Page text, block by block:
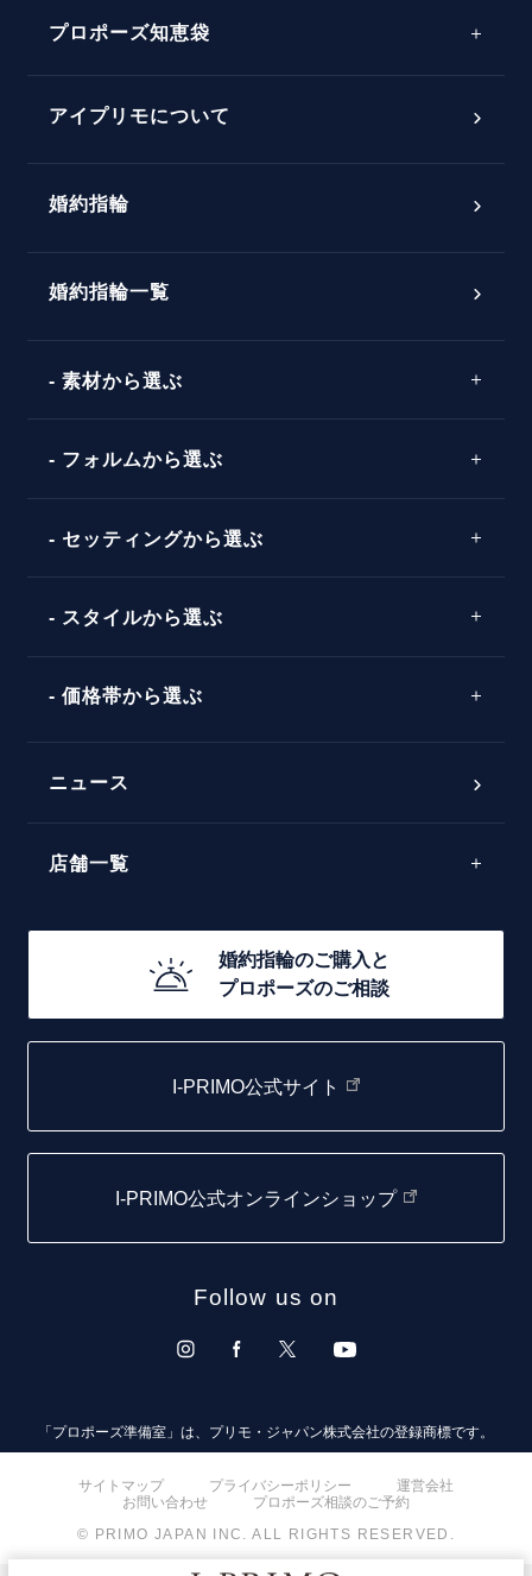
プロポーズアイテム
パーフェクトプロポーズリング
婚約指輪マッチング診断
プロポーズ知恵袋
ダイヤモンドの品質とは？
タイミング
言葉
アイプリモについて
婚約指輪
婚約指輪一覧
素材から選ぶ
プラチナ
コンビネーション
フォルムから選ぶ
ストレートライン
セッティングから選ぶ
ソリテール
ラインメレ
スタイルから選ぶ
シンプル
モード
エレガント
価格帯から選ぶ
30万円台～
20万円台～
10万円台～
ニュース
店舗一覧
函館店
取扱店)エヴァンスブライダル 旭川本店
仙台店
青森店
郡山モルティ店
いわき店
婚約指輪のご購入と
プロポーズのご相談
I-PRIMO公式サイト
I-PRIMO公式オンラインショップ
Follow us on
「プロポーズ準備室」は、プリモ・ジャパン株式会社の登録商標です。
サイトマップ プライバシーポリシー
運営会社
お問い合わせ
プロポーズ相談のご予約
© PRIMO JAPAN INC. ALL RIGHTS RESERVED.